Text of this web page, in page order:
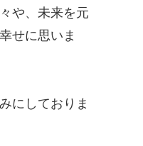
や、未来を元
せに思いま
にしておりま